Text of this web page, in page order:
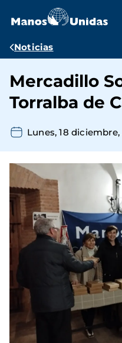
contenido
Ruta
navegación
Noticias
Mercadillo
Torralba de
Lunes, 18 diciembre,